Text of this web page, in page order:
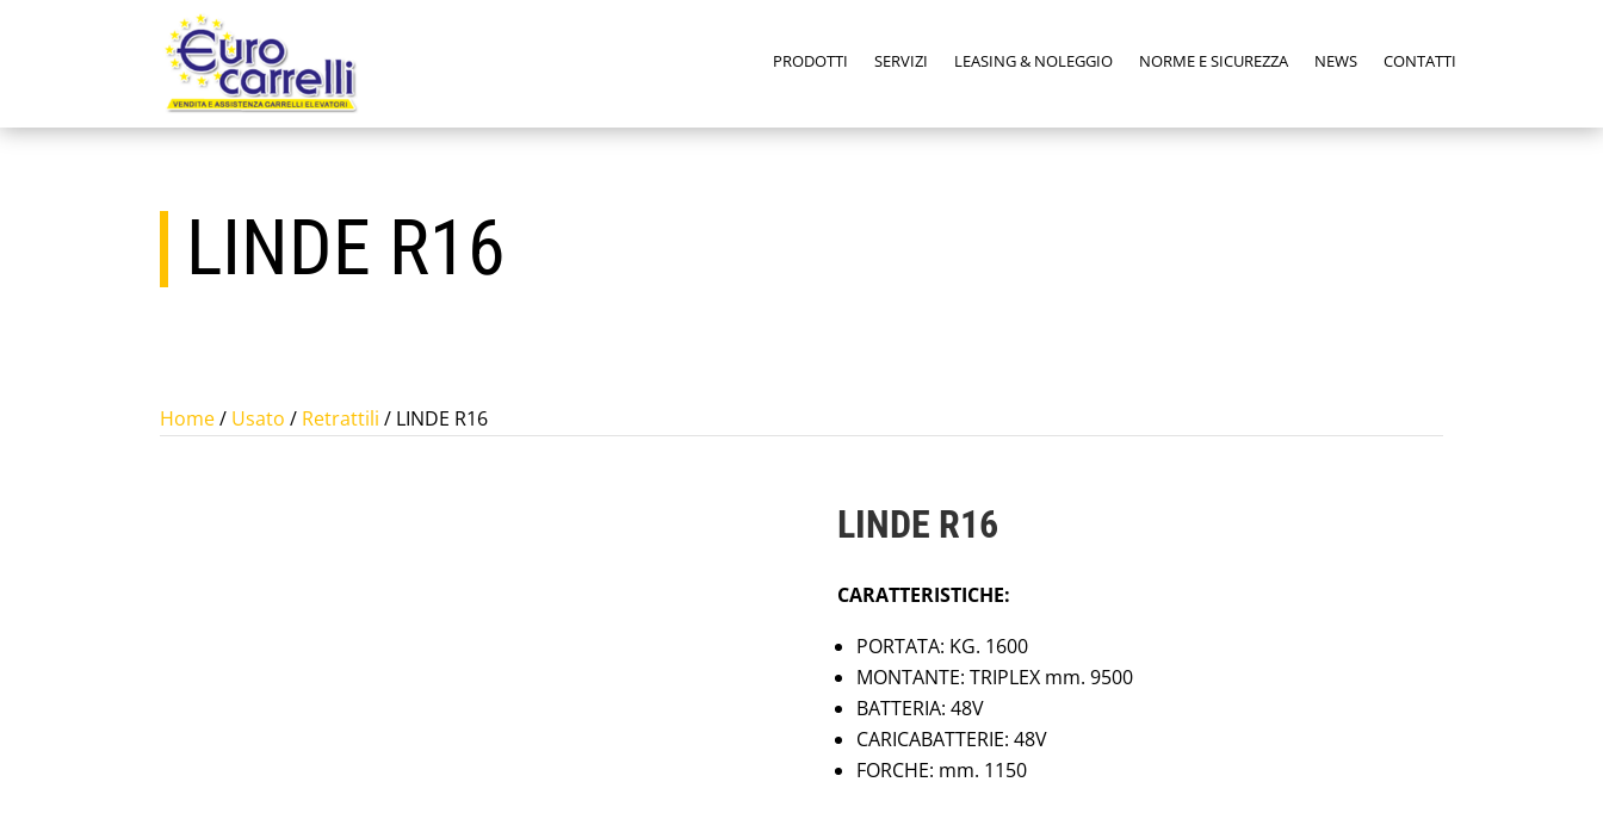
PRODOTTI SERVIZI LEASING & NOLEGGIO NORME E SICUREZZA NEWS CONTATTI
LINDE R16
Home/ Usato / Retrattili / LINDE R16
LINDE R16
CARATTERISTICHE:
PORTATA: KG. 1600
MONTANTE: TRIPLEX mm. 9500
BATTERIA: 48V
CARICABATTERIE: 48V
FORCHE: mm. 1150